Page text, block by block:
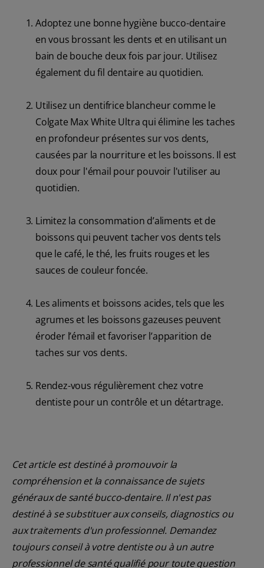
Adoptez une bonne hygiène bucco-dentaire
en vous brossant les dents et en utilisant un
bain de bouche deux fois par jour. Utilisez
également du fil dentaire au quotidien.
Utilisez un dentifrice blancheur comme le
Colgate Max White Ultra qui élimine les taches
en profondeur présentes sur vos dents,
causées par la nourriture et les boissons. Il est
doux pour l'émail pour pouvoir l'utiliser au
quotidien.
Limitez la consommation d’aliments et de
boissons qui peuvent tacher vos dents tels
que le café, le thé, les fruits rouges et les
sauces de couleur foncée.
Les aliments et boissons acides, tels que les
agrumes et les boissons gazeuses peuvent
éroder l’émail et favoriser l’apparition de
taches sur vos dents.
Rendez-vous régulièrement chez votre
dentiste pour un contrôle et un détartrage.
Cet article est destiné à promouvoir la
compréhension et la connaissance de sujets
généraux de santé bucco-dentaire. Il n'est pas
destiné à se substituer aux conseils, diagnostics ou
aux traitements d'un professionnel. Demandez
toujours conseil à votre dentiste ou à un autre
professionnel de santé qualifié pour toute question